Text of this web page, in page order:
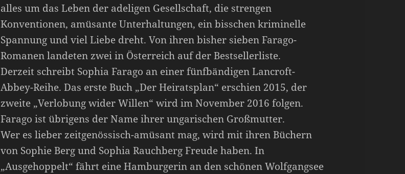
alles um das Leben der adeligen Gesellschaft, die strengen
Konventionen, amüsante Unterhaltungen, ein bisschen kriminelle
Spannung und viel Liebe dreht. Von ihren bisher sieben Farago-
Romanen landeten zwei in Österreich auf der Bestsellerliste.
Derzeit schreibt Sophia Farago an einer fünfbändigen Lancroft-
Abbey-Reihe. Das erste Buch „Der Heiratsplan“ erschien 2015, der
zweite „Verlobung wider Willen“ wird im November 2016 folgen.
Farago ist übrigens der Name ihrer ungarischen Großmutter.
Wer es lieber zeitgenössisch-amüsant mag, wird mit ihren Büchern
von Sophie Berg und Sophia Rauchberg Freude haben. In
„Ausgehoppelt“ fährt eine Hamburgerin an den schönen Wolfgangsee